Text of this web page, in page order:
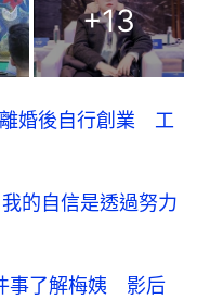
+13
婚後自行創業 工
的自信是透過努力
事了解梅姨 影后